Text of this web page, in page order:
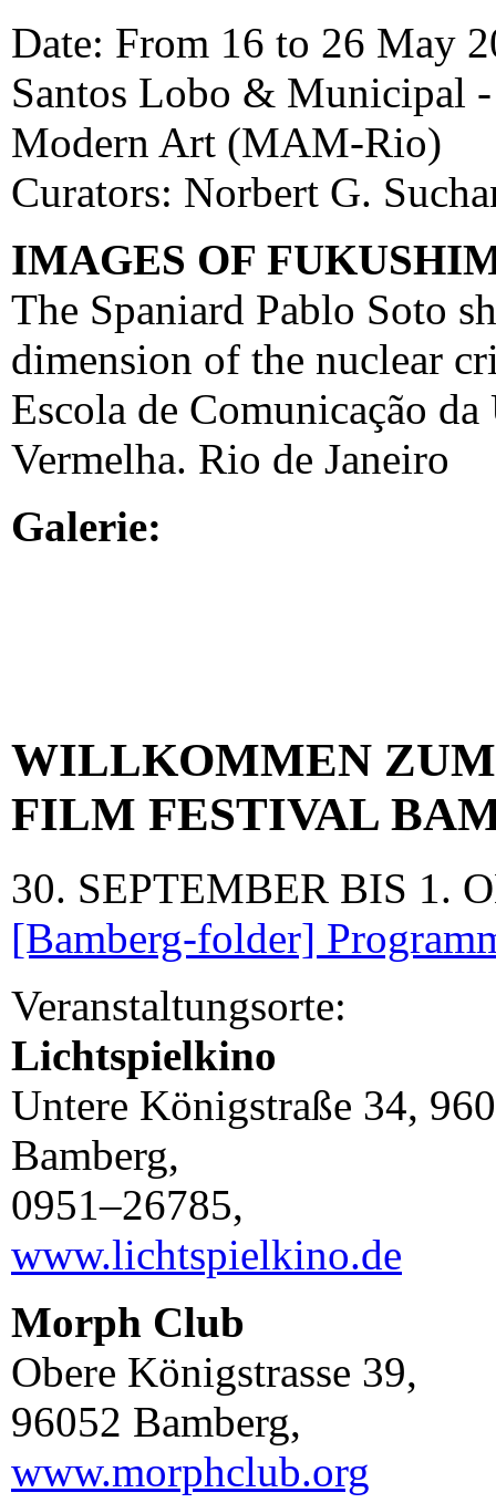
Date: From 16 to 26 May
Santos Lobo & Municipal
Modern Art (MAM-Rio)
Curators: Norbert G.
IMAGES OF
The Spaniard Pablo Soto
dimension of the nuclear
Escola de Comunicação
Vermelha. Rio de Janeiro
Galerie:
WILLKOMMEN
FILM FESTIVAL
30. SEPTEMBER BIS 1.
[Bamberg-folder]
Veranstaltungsorte:
Lichtspielkino
Untere Königstraße 34,
Bamberg,
0951–26785,
www.lichtspielkino.de
Morph Club
Obere Königstrasse 39,
96052 Bamberg,
www.morphclub.org